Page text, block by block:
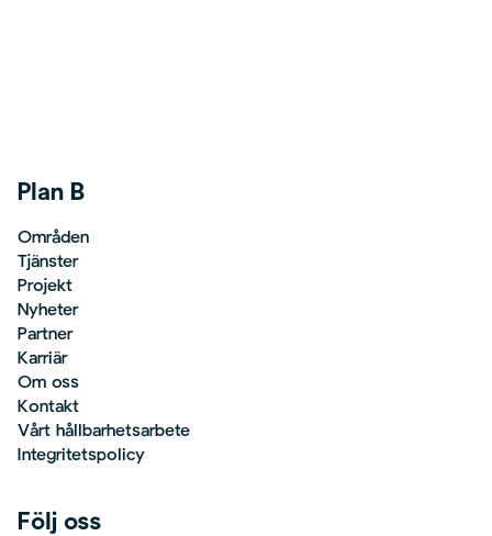
Plan B
Områden
Tjänster
Projekt
Nyheter
Partner
Karriär
Om oss
Kontakt
Vårt hållbarhetsarbete
Integritetspolicy
Följ oss